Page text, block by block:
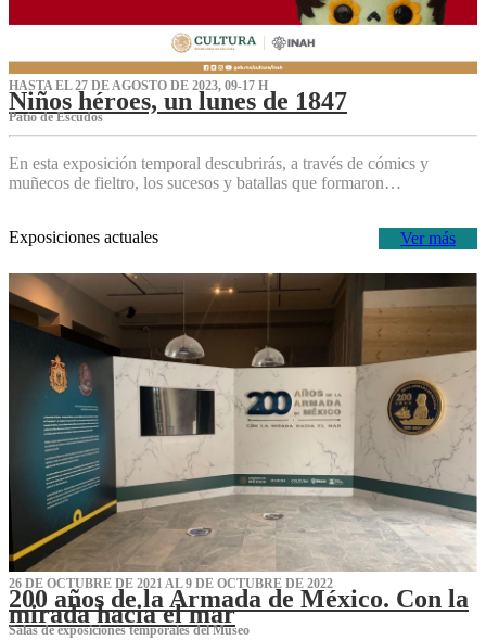
HASTA EL 27 DE AGOSTO DE 2023, 09-17 H
Niños héroes, un lunes de 1847
Patio de Escudos
En esta exposición temporal descubrirás, a través de cómics y
muñecos de fieltro, los sucesos y batallas que formaron…
Ver más
Exposiciones actuales
26 DE OCTUBRE DE 2021 AL 9 DE OCTUBRE DE 2022
200 años de la Armada de México. Con la
mirada hacia el mar
Salas de exposiciones temporales del Museo‌